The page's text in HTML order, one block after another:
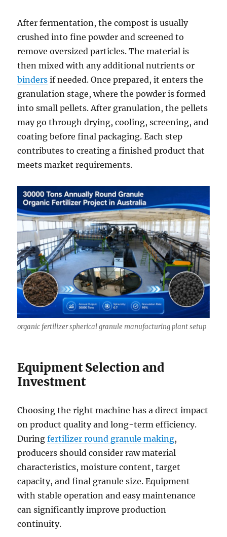
After fermentation, the compost is usually
crushed into fine powder and screened to
remove oversized particles. The material is
then mixed with any additional nutrients or
binders if needed. Once prepared, it enters the
granulation stage, where the powder is formed
into small pellets. After granulation, the pellets
may go through drying, cooling, screening, and
coating before final packaging. Each step
contributes to creating a finished product that
meets market requirements.
organic fertilizer spherical granule manufacturing plant setup
Equipment Selection and
Investment
Choosing the right machine has a direct impact
on product quality and long-term efficiency.
Duringfertilizer round granule making,
producers should consider raw material
characteristics, moisture content, target
capacity, and final granule size. Equipment
with stable operation and easy maintenance
can significantly improve production
continuity.